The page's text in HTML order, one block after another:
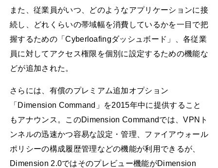
また、従業員がいつ、どのようなアプリケーションに接
続し、どれくらいの帯域幅を消費しているかを一目で把
握するための「Cyberloafingダッシュボード」、各従業
員に対してアクセス権限を個別に設定するための機能な
どが追加された。
さらには、有償のプレミアム追加オプション
「Dimension Command」を2015年中に提供すること
もアナウンス。このDimension Commandでは、VPNト
ンネルの迅速かつ容易な設定・管理、ファイアウォール
ポリシーの構成履歴管理などの機能が利用できるが、
Dimension 2.0ではそのプレビュー機能がDimension